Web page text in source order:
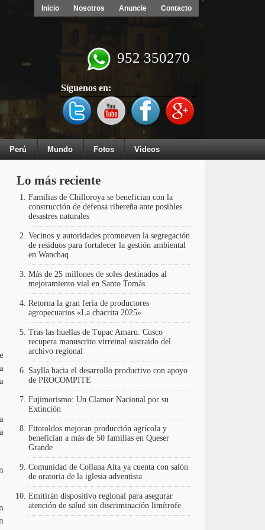
Inicio Nosotros Anuncie Contacto
952 350270
Síguenos en:
Perú Mundo Fotos Videos
Lo más reciente
Familias de Chilloroya se benefician con la
construcción de defensa ribereña ante posibles
desastres naturales
Vecinos y autoridades promueven la segregación
de residuos para fortalecer la gestión ambiental
en Wanchaq
Más de 25 millones de soles destinados al
mejoramiento vial en Santo Tomás
Retorna la gran feria de productores
agropecuarios «La chacrita 2025»
Tras las huellas de Tupac Amaru: Cusco
recupera manuscrito virreinal sustraido del
archivo regional
Saylla hacia el desarrollo productivo con apoyo
de PROCOMPITE
Fujimorismo: Un Clamor Nacional por su
Extinción
Fitotoldos mejoran producción agrícola y
benefician a más de 50 familias en Queser
Grande
Comunidad de Collana Alta ya cuenta con salón
de oratoria de la iglesia adventista
Emitirán dispositivo regional para asegurar
atención de salud sin discriminación limítrofe